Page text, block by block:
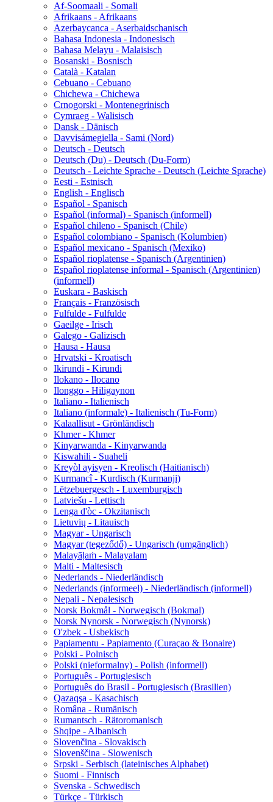
Af-Soomaali - Somali
Afrikaans - Afrikaans
Azerbaycanca - Aserbaidschanisch
Bahasa Indonesia - Indonesisch
Bahasa Melayu - Malaisisch
Bosanski - Bosnisch
Català - Katalan
Cebuano - Cebuano
Chichewa - Chichewa
Crnogorski - Montenegrinisch
Cymraeg - Walisisch
Dansk - Dänisch
Davvisámegiella - Sami (Nord)
Deutsch - Deutsch
Deutsch (Du) - Deutsch (Du-Form)
Deutsch - Leichte Sprache - Deutsch (Leichte Sprache)
Eesti - Estnisch
English - Englisch
Español - Spanisch
Español (informal) - Spanisch (informell)
Español chileno - Spanisch (Chile)
Español colombiano - Spanisch (Kolumbien)
Español mexicano - Spanisch (Mexiko)
Español rioplatense - Spanisch (Argentinien)
Español rioplatense informal - Spanisch (Argentinien)
(informell)
Euskara - Baskisch
Français - Französisch
Fulfulde - Fulfulde
Gaeilge - Irisch
Galego - Galizisch
Hausa - Hausa
Hrvatski - Kroatisch
Ikirundi - Kirundi
Ilokano - Ilocano
Ilonggo - Hiligaynon
Italiano - Italienisch
Italiano (informale) - Italienisch (Tu-Form)
Kalaallisut - Grönländisch
Khmer - Khmer
Kinyarwanda - Kinyarwanda
Kiswahili - Suaheli
Kreyòl ayisyen - Kreolisch (Haitianisch)
Kurmancî - Kurdisch (Kurmanji)
Lëtzebuergesch - Luxemburgisch
Latviešu - Lettisch
Lenga d'òc - Okzitanisch
Lietuvių - Litauisch
Magyar - Ungarisch
Magyar (tegeződő) - Ungarisch (umgänglich)
Malayāḷaṁ - Malayalam
Malti - Maltesisch
Nederlands - Niederländisch
Nederlands (informeel) - Niederländisch (informell)
Nepali - Nepalesisch
Norsk Bokmål - Norwegisch (Bokmal)
Norsk Nynorsk - Norwegisch (Nynorsk)
O'zbek - Usbekisch
Papiamentu - Papiamento (Curaçao & Bonaire)
Polski - Polnisch
Polski (nieformalny) - Polish (informell)
Português - Portugiesisch
Português do Brasil - Portugiesisch (Brasilien)
Qazaqşa - Kasachisch
Româna - Rumänisch
Rumantsch - Rätoromanisch
Shqipe - Albanisch
Slovenčina - Slovakisch
Slovenščina - Slowenisch
Srpski - Serbisch (lateinisches Alphabet)
Suomi - Finnisch
Svenska - Schwedisch
Türkçe - Türkisch